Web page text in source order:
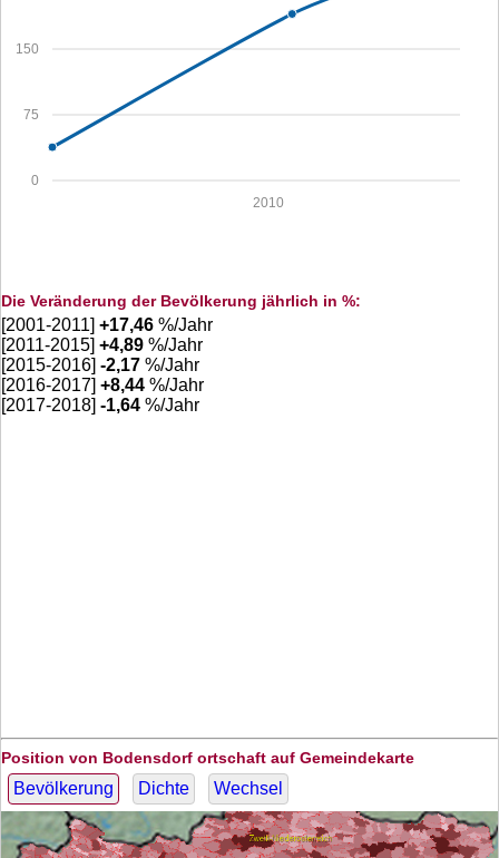
0
75
150
2010
Die Veränderung der Bevölkerung jährlich in %:
[2001-2011] +17,46 %/Jahr
[2011-2015] +4,89 %/Jahr
[2015-2016] -2,17 %/Jahr
[2016-2017] +8,44 %/Jahr
[2017-2018] -1,64 %/Jahr
Position von Bodensdorf ortschaft auf Gemeindekarte
Bevölkerung Dichte Wechsel